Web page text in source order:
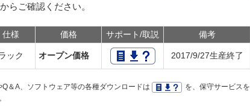
からご確認ください。
仕様 価格 サポート/取説 備考
ック オープン価格 2017/9/27生産終了
＆A、ソフトウェア等の各種ダウンロードは
を、保守サービスを